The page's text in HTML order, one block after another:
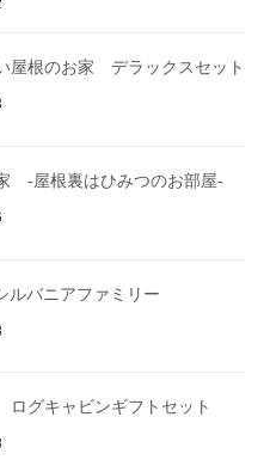
屋根のお家 デラックスセット
-屋根裏はひみつのお部屋-
バニアファミリー
グキャビンギフトセット